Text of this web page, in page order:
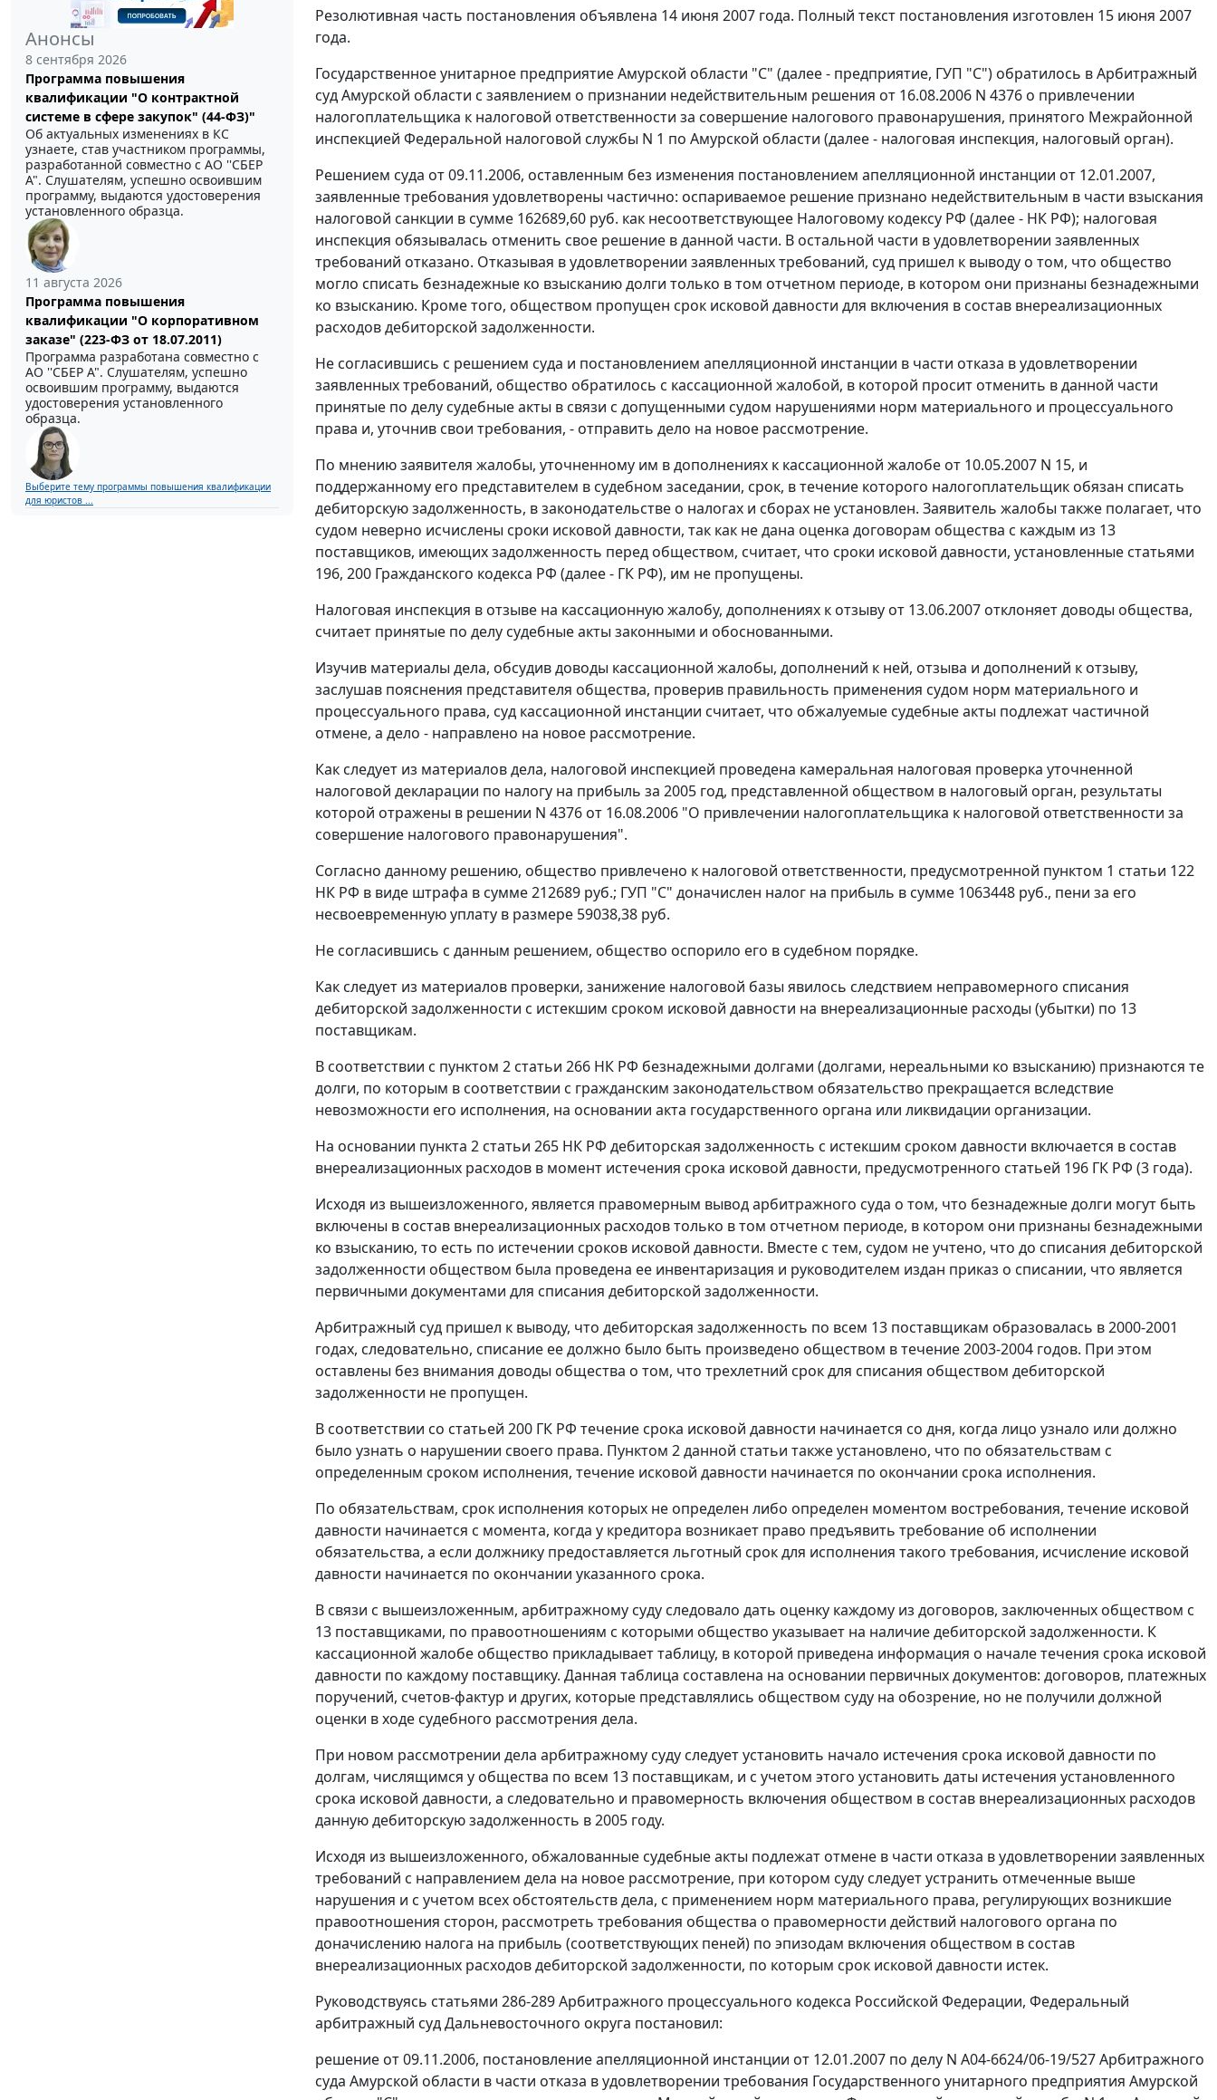
Анонсы
8 сентября 2026
Программа повышения
квалификации "О контрактной
системе в сфере закупок" (44-ФЗ)"
Об актуальных изменениях в КС
узнаете, став участником программы,
разработанной совместно с АО ''СБЕР
А". Слушателям, успешно освоившим
программу, выдаются удостоверения
установленного образца.
11 августа 2026
Программа повышения
квалификации "О корпоративном
заказе" (223-ФЗ от 18.07.2011)
Программа разработана совместно с
АО ''СБЕР А". Слушателям, успешно
освоившим программу, выдаются
удостоверения установленного
образца.
Выберите тему программы повышения квалификации
для юристов ...
Резолютивная часть постановления объявлена 14 июня 2007 года. Полный текст постановления изготовлен 15 июня 2007
года.
Государственное унитарное предприятие Амурской области "С" (далее - предприятие, ГУП "С") обратилось в Арбитражный
суд Амурской области с заявлением о признании недействительным решения от 16.08.2006 N 4376 о привлечении
налогоплательщика к налоговой ответственности за совершение налогового правонарушения, принятого Межрайонной
инспекцией Федеральной налоговой службы N 1 по Амурской области (далее - налоговая инспекция, налоговый орган).
Решением суда от 09.11.2006, оставленным без изменения постановлением апелляционной инстанции от 12.01.2007,
заявленные требования удовлетворены частично: оспариваемое решение признано недействительным в части взыскания
налоговой санкции в сумме 162689,60 руб. как несоответствующее Налоговому кодексу РФ (далее - НК РФ); налоговая
инспекция обязывалась отменить свое решение в данной части. В остальной части в удовлетворении заявленных
требований отказано. Отказывая в удовлетворении заявленных требований, суд пришел к выводу о том, что общество
могло списать безнадежные ко взысканию долги только в том отчетном периоде, в котором они признаны безнадежными
ко взысканию. Кроме того, обществом пропущен срок исковой давности для включения в состав внереализационных
расходов дебиторской задолженности.
Не согласившись с решением суда и постановлением апелляционной инстанции в части отказа в удовлетворении
заявленных требований, общество обратилось с кассационной жалобой, в которой просит отменить в данной части
принятые по делу судебные акты в связи с допущенными судом нарушениями норм материального и процессуального
права и, уточнив свои требования, - отправить дело на новое рассмотрение.
По мнению заявителя жалобы, уточненному им в дополнениях к кассационной жалобе от 10.05.2007 N 15, и
поддержанному его представителем в судебном заседании, срок, в течение которого налогоплательщик обязан списать
дебиторскую задолженность, в законодательстве о налогах и сборах не установлен. Заявитель жалобы также полагает, что
судом неверно исчислены сроки исковой давности, так как не дана оценка договорам общества с каждым из 13
поставщиков, имеющих задолженность перед обществом, считает, что сроки исковой давности, установленные статьями
196, 200 Гражданского кодекса РФ (далее - ГК РФ), им не пропущены.
Налоговая инспекция в отзыве на кассационную жалобу, дополнениях к отзыву от 13.06.2007 отклоняет доводы общества,
считает принятые по делу судебные акты законными и обоснованными.
Изучив материалы дела, обсудив доводы кассационной жалобы, дополнений к ней, отзыва и дополнений к отзыву,
заслушав пояснения представителя общества, проверив правильность применения судом норм материального и
процессуального права, суд кассационной инстанции считает, что обжалуемые судебные акты подлежат частичной
отмене, а дело - направлено на новое рассмотрение.
Как следует из материалов дела, налоговой инспекцией проведена камеральная налоговая проверка уточненной
налоговой декларации по налогу на прибыль за 2005 год, представленной обществом в налоговый орган, результаты
которой отражены в решении N 4376 от 16.08.2006 "О привлечении налогоплательщика к налоговой ответственности за
совершение налогового правонарушения".
Согласно данному решению, общество привлечено к налоговой ответственности, предусмотренной пунктом 1 статьи 122
НК РФ в виде штрафа в сумме 212689 руб.; ГУП "С" доначислен налог на прибыль в сумме 1063448 руб., пени за его
несвоевременную уплату в размере 59038,38 руб.
Не согласившись с данным решением, общество оспорило его в судебном порядке.
Как следует из материалов проверки, занижение налоговой базы явилось следствием неправомерного списания
дебиторской задолженности с истекшим сроком исковой давности на внереализационные расходы (убытки) по 13
поставщикам.
В соответствии с пунктом 2 статьи 266 НК РФ безнадежными долгами (долгами, нереальными ко взысканию) признаются те
долги, по которым в соответствии с гражданским законодательством обязательство прекращается вследствие
невозможности его исполнения, на основании акта государственного органа или ликвидации организации.
На основании пункта 2 статьи 265 НК РФ дебиторская задолженность с истекшим сроком давности включается в состав
внереализационных расходов в момент истечения срока исковой давности, предусмотренного статьей 196 ГК РФ (3 года).
Исходя из вышеизложенного, является правомерным вывод арбитражного суда о том, что безнадежные долги могут быть
включены в состав внереализационных расходов только в том отчетном периоде, в котором они признаны безнадежными
ко взысканию, то есть по истечении сроков исковой давности. Вместе с тем, судом не учтено, что до списания дебиторской
задолженности обществом была проведена ее инвентаризация и руководителем издан приказ о списании, что является
первичными документами для списания дебиторской задолженности.
Арбитражный суд пришел к выводу, что дебиторская задолженность по всем 13 поставщикам образовалась в 2000-2001
годах, следовательно, списание ее должно было быть произведено обществом в течение 2003-2004 годов. При этом
оставлены без внимания доводы общества о том, что трехлетний срок для списания обществом дебиторской
задолженности не пропущен.
В соответствии со статьей 200 ГК РФ течение срока исковой давности начинается со дня, когда лицо узнало или должно
было узнать о нарушении своего права. Пунктом 2данной статьи также установлено, что по обязательствам с
определенным сроком исполнения, течение исковой давности начинается по окончании срока исполнения.
По обязательствам, срок исполнения которых не определен либо определен моментом востребования, течение исковой
давности начинается с момента, когда у кредитора возникает право предъявить требование об исполнении
обязательства, а если должнику предоставляется льготный срок для исполнения такого требования, исчисление исковой
давности начинается по окончании указанного срока.
В связи с вышеизложенным, арбитражному суду следовало дать оценку каждому из договоров, заключенных обществом с
13 поставщиками, по правоотношениям с которыми общество указывает на наличие дебиторской задолженности. К
кассационной жалобе общество прикладывает таблицу, в которой приведена информация о начале течения срока исковой
давности по каждому поставщику. Данная таблица составлена на основании первичных документов: договоров, платежных
поручений, счетов-фактур и других, которые представлялись обществом суду на обозрение, но не получили должной
оценки в ходе судебного рассмотрения дела.
При новом рассмотрении дела арбитражному суду следует установить начало истечения срока исковой давности по
долгам, числящимся у общества по всем 13 поставщикам, и с учетом этого установить даты истечения установленного
срока исковой давности, а следовательно и правомерность включения обществом в состав внереализационных расходов
данную дебиторскую задолженность в 2005 году.
Исходя из вышеизложенного, обжалованные судебные акты подлежат отмене в части отказа в удовлетворении заявленных
требований с направлением дела на новое рассмотрение, при котором суду следует устранить отмеченные выше
нарушения и с учетом всех обстоятельств дела, с применением норм материального права, регулирующих возникшие
правоотношения сторон, рассмотреть требования общества о правомерности действий налогового органа по
доначислению налога на прибыль (соответствующих пеней) по эпизодам включения обществом в состав
внереализационных расходов дебиторской задолженности, по которым срок исковой давности истек.
Руководствуясь статьями 286-289Арбитражного процессуального кодекса Российской Федерации, Федеральный
арбитражный суд Дальневосточного округа постановил:
решение от 09.11.2006, постановление апелляционной инстанции от 12.01.2007 по делу N А04-6624/06-19/527 Арбитражного
суда Амурской области в части отказа в удовлетворении требования Государственного унитарного предприятия Амурской